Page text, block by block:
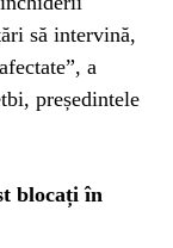
să intervină,
a
președintele
blocați în